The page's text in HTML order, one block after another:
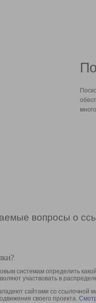
вопросы о
системам определить
участвовать в
сайтами со ссылочной
своего проекта.